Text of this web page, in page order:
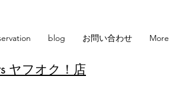
blog お問い合わせ More
ヤフオク！店